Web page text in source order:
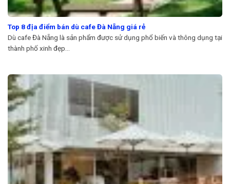
Top 8 địa điểm bán dù cafe Đà Nẵng giá rẻ
Dù cafe Đà Nẵng là sản phẩm được sử dụng phổ biến và thông dụng tại
thành phố xinh đẹp...